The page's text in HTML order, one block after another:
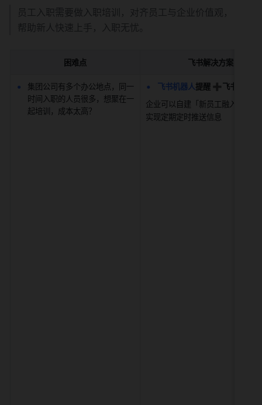
员工入职需要做入职培训，对齐员工与企业价值观，
帮助新人快速上手，入职无忧。
困难点 飞书解决方案
集团公司有多个办公地点，同一
时间入职的人员很多，想聚在一
起培训，成本太高？
飞书机器人提醒 ➕飞书音视频
企业可以自建「新员工融入」机器
实现定期定时推送信息